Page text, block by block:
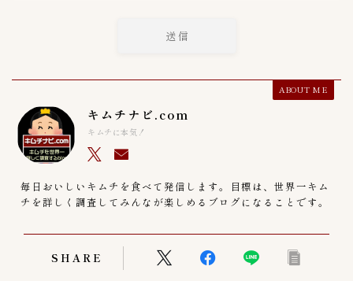
ABOUT ME
キムチナビ.com
キムチに本気！
毎日おいしいキムチを食べて発信します。目標は、世界一キム
チを詳しく調査してみんなが楽しめるブログになることです。
SHARE